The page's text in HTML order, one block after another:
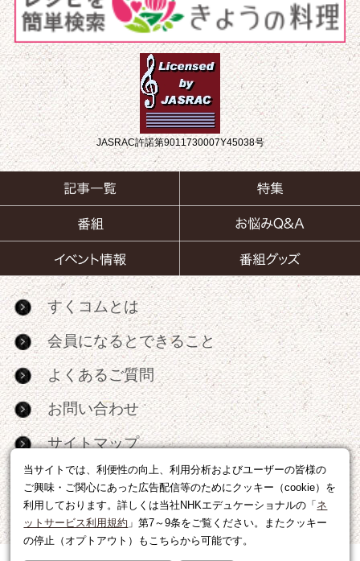
当サイトでは、利便性の向上、利用分析およびユーザーの皆様の
ご興味・ご関心にあった広告配信等のためにクッキー（cookie）を
利用しております。詳しくは当社NHKエデュケーショナルの「 ネ
ットサービス利用規約 」第7～9条をご覧ください。またクッキー
の停止（オプトアウト）もこちらから可能です。
JASRAC許諾第9011730007Y45038号
すくコムとは
会員になるとできること
よくあるご質問
お問い合わせ
サイトマップ
RSS
広告出稿・パートナーシップについて